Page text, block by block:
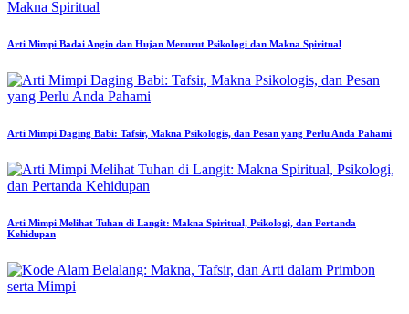
Arti Mimpi Badai Angin dan Hujan Menurut Psikologi dan Makna Spiritual
Arti Mimpi Daging Babi: Tafsir, Makna Psikologis, dan Pesan yang Perlu Anda Pahami
Arti Mimpi Melihat Tuhan di Langit: Makna Spiritual, Psikologi, dan Pertanda
Kehidupan